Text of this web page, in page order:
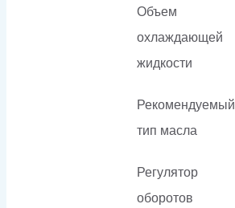
Объем
охлаждающей
жидкости
Рекомендуемый
тип масла
Регулятор
оборотов